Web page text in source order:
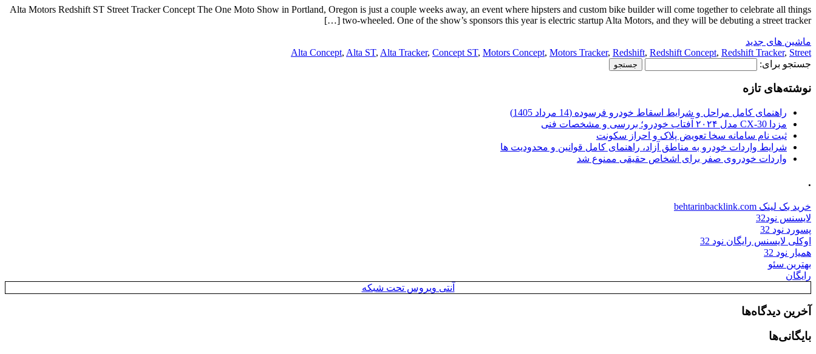
Alta Motors Redshift ST Street Tracker Concept The One Moto Show in Portland, Oregon is just a couple weeks away, an event where hipsters and custom bike builder will come together to celebrate all things
two-wheeled. One of the show’s sponsors this year is electric startup Alta Motors, and they will be debuting a street tracker […]
ماشین های جدید
Alta Concept, Alta ST, Alta Tracker, Concept ST, Motors Concept, Motors Tracker, Redshift, Redshift Concept, Redshift Tracker, Street
جستجو برای:
نوشته‌های تازه
راهنمای کامل مراحل و شرایط اسقاط خودرو فرسوده (14 مرداد 1405)
مزدا CX-30 مدل ۲۰۲۴ آفتاب خودرو؛ بررسی و مشخصات فنی
ثبت نام سامانه سخا تعویض پلاک و احراز سکونت
شرایط واردات خودرو به مناطق آزاد، راهنمای کامل قوانین و محدودیت ها
واردات خودروی صفر برای اشخاص حقیقی ممنوع شد
.
خرید بک لینک behtarinbacklink.com
لایسنس نود32
پسورد نود 32
اوکلی لایسنس رایگان نود 32
همیار نود 32
بهترین سئو
رایگان
آنتی ویروس تحت شبکه
آخرین دیدگاه‌ها
بایگانی‌ها